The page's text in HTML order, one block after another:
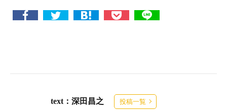
text：深田昌之 投稿一覧